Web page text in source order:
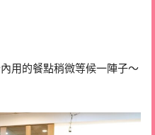
用的餐點稍微等候一陣子～